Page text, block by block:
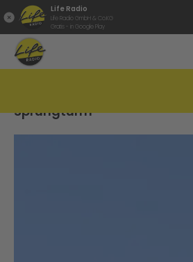
Life Radio
Life Radio GmbH & Co.KG
Gratis - in Google Play
Sprungturm